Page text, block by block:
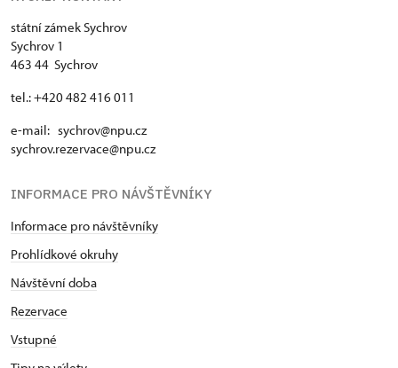
státní zámek Sychrov
Sychrov 1
463 44 Sychrov
tel.: +420 482 416 011
e-mail: sychrov@npu.cz
sychrov.rezervace@npu.cz
INFORMACE PRO NÁVŠTĚVNÍKY
Informace pro návštěvníky
Prohlídkové okruhy
Návštěvní doba
Rezervace
Vstupné